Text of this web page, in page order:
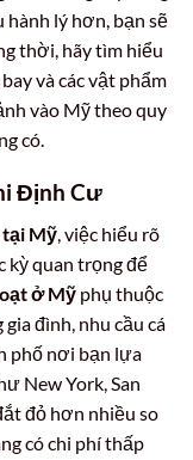
hành lý hơn, bạn sẽ
thời, hãy tìm hiểu
và các vật phẩm
vào Mỹ theo quy
có.
Định Cư
tại Mỹ, việc hiểu rõ
kỳ quan trọng để
ở Mỹ phụ thuộc
đình, nhu cầu cá
phố nơi bạn lựa
New York, San
đỏ hơn nhiều so
có chi phí thấp